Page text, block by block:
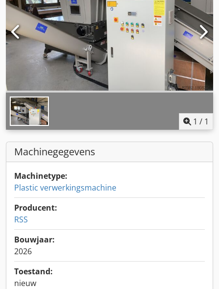
1 / 1
Machinegegevens
Machinetype:
Plastic verwerkingsmachine
Producent:
RSS
Bouwjaar:
2026
Toestand:
nieuw